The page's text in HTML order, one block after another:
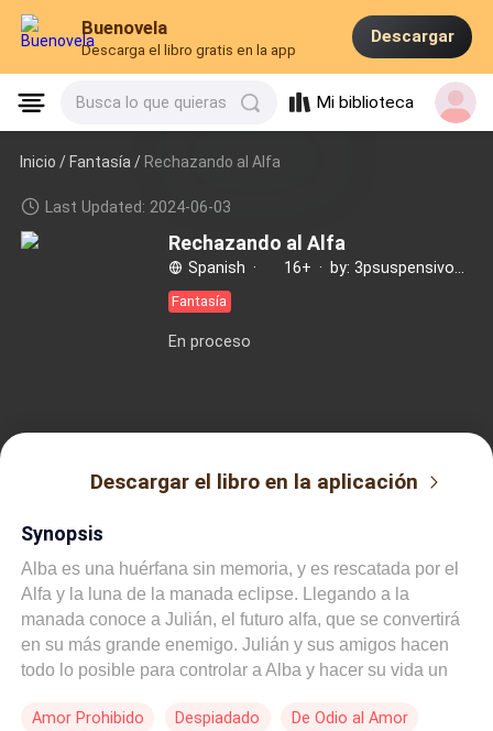
Buenovela
Descarga el libro gratis en la app
Descargar
Busca lo que quieras Mi biblioteca
Inicio /Fantasía / Rechazando al Alfa
Last Updated: 2024-06-03
Rechazando al Alfa
Spanish · 16+ ·
Fantasía
En proceso
Descargar el libro en la aplicación
Synopsis
Alba es una huérfana sin memoria, y es rescatada por el
Alfa y la luna de la manada eclipse. Llegando a la
manada conoce a Julián, el futuro alfa, que se convertirá
en su más grande enemigo. Julián y sus amigos hacen
todo lo posible para controlar a Alba y hacer su vida un
Julián regresa a casa de su internado de entrenamiento
Amor Prohibido Despiadado De Odio al Amor